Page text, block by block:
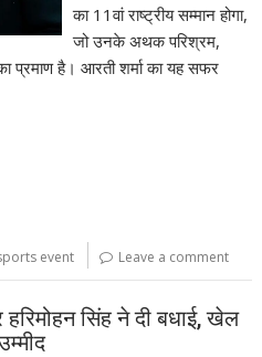
का 11वां राष्ट्रीय सम्मान होगा,
जो उनके अथक परिश्रम,
प्रमाण है। आरती शर्मा का यह सफर
event Leave a comment
सिंह ने दी बधाई, खेल